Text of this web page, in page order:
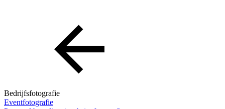
Bedrijfsfotografie
Eventfotografie